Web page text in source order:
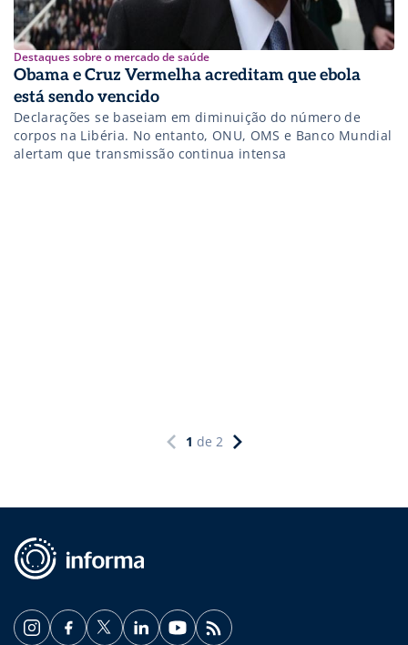
Destaques sobre o mercado de saúde
Obama e Cruz Vermelha acreditam que ebola
está sendo vencido
Declarações se baseiam em diminuição do número de
corpos na Libéria. No entanto, ONU, OMS e Banco Mundial
alertam que transmissão continua intensa
1 de 2